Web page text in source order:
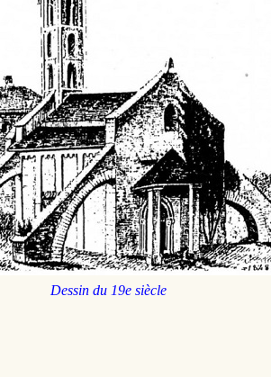
Dessin du 19e siècle